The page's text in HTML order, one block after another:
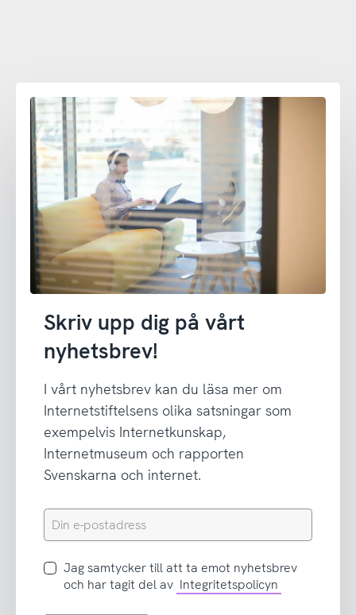
Skriv upp dig på vårt
nyhetsbrev!
I vårt nyhetsbrev kan du läsa mer om
Internetstiftelsens olika satsningar som
exempelvis Internetkunskap,
Internetmuseum och rapporten
Svenskarna och internet.
Din
e-
Jag
samtycker
Jag samtycker till att ta emot nyhetsbrev
och har tagit del av Integritetspolicyn